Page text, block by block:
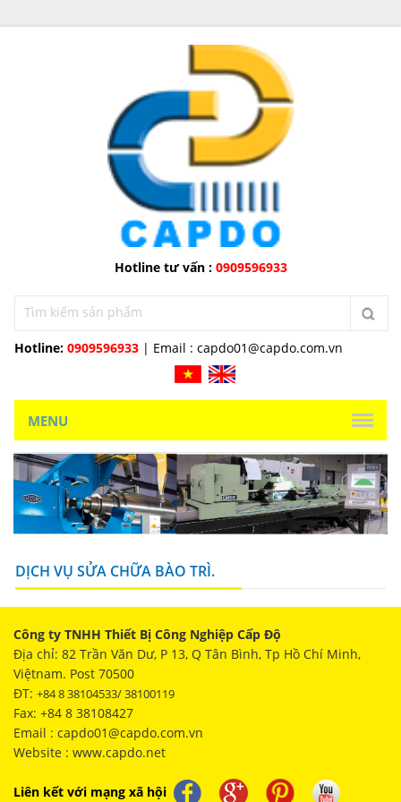
Hotline tư vấn : 0909596933
Hotline: 0909596933 | Email : capdo01@capdo.com.vn
MENU
DỊCH VỤ SỬA CHỮA BÀO TRÌ.
Công ty TNHH Thiết Bị Công Nghiệp Cấp Độ
Địa chỉ: 82 Trần Văn Dư, P 13, Q Tân Bình, Tp Hồ Chí Minh,
Việtnam. Post 70500
ĐT: +84 8 38104533/ 38100119
Fax: +84 8 38108427
Email : capdo01@capdo.com.vn
Website : www.capdo.net
Liên kết với mạng xã hội